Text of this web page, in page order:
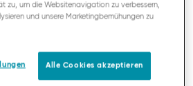
zu, um die Websitenavigation zu verbessern,
und unsere Marketingbemühungen zu
Alle Cookies akzeptieren